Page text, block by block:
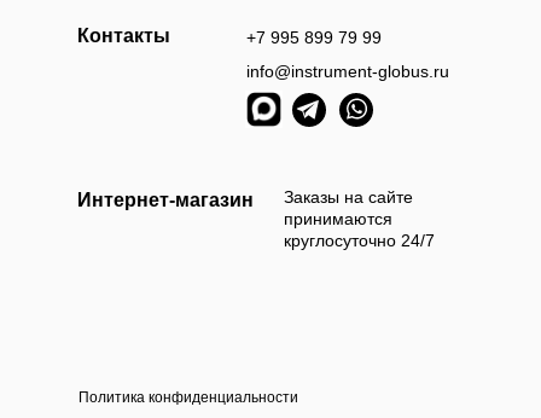
наличными
Заказы на сайте
принимаются
круглосуточно 24/7
Контакты
+7 995 899 79 99
info@instrument-globus.ru
Интернет-магазин
Политика конфиденциальности